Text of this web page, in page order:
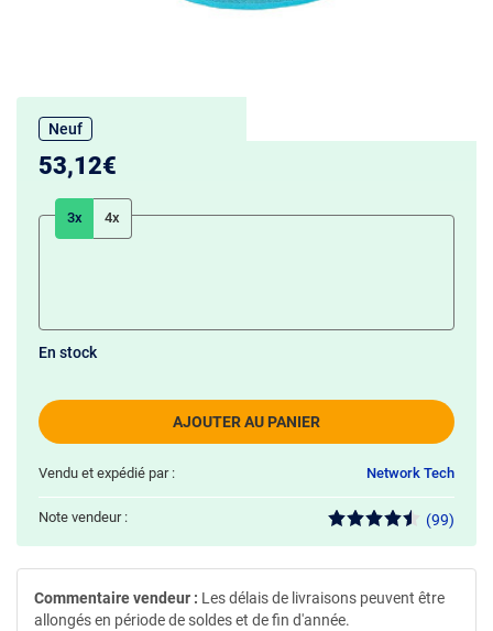
Neuf
53,12€
3x 4x
AJOUTER AU PANIER
En stock
Vendu et expédié par : Network Tech
Note vendeur : (99)
Commentaire vendeur : Les délais de livraisons peuvent être
allongés en période de soldes et de fin d'année.